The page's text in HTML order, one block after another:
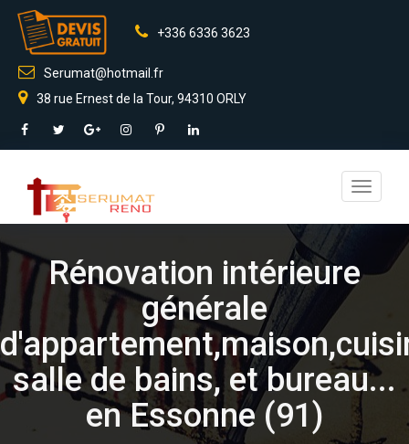
+336 6336 3623
Serumat@hotmail.fr
38 rue Ernest de la Tour, 94310 ORLY
Toggle
Rénovation intérieure
générale
salle de bains, et bureau...
en Essonne (91)